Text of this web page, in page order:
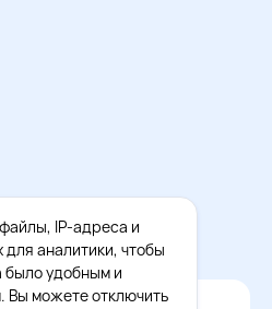
данных
IP-адреса и
аналитики, чтобы
удобным и
Вы можете отключить